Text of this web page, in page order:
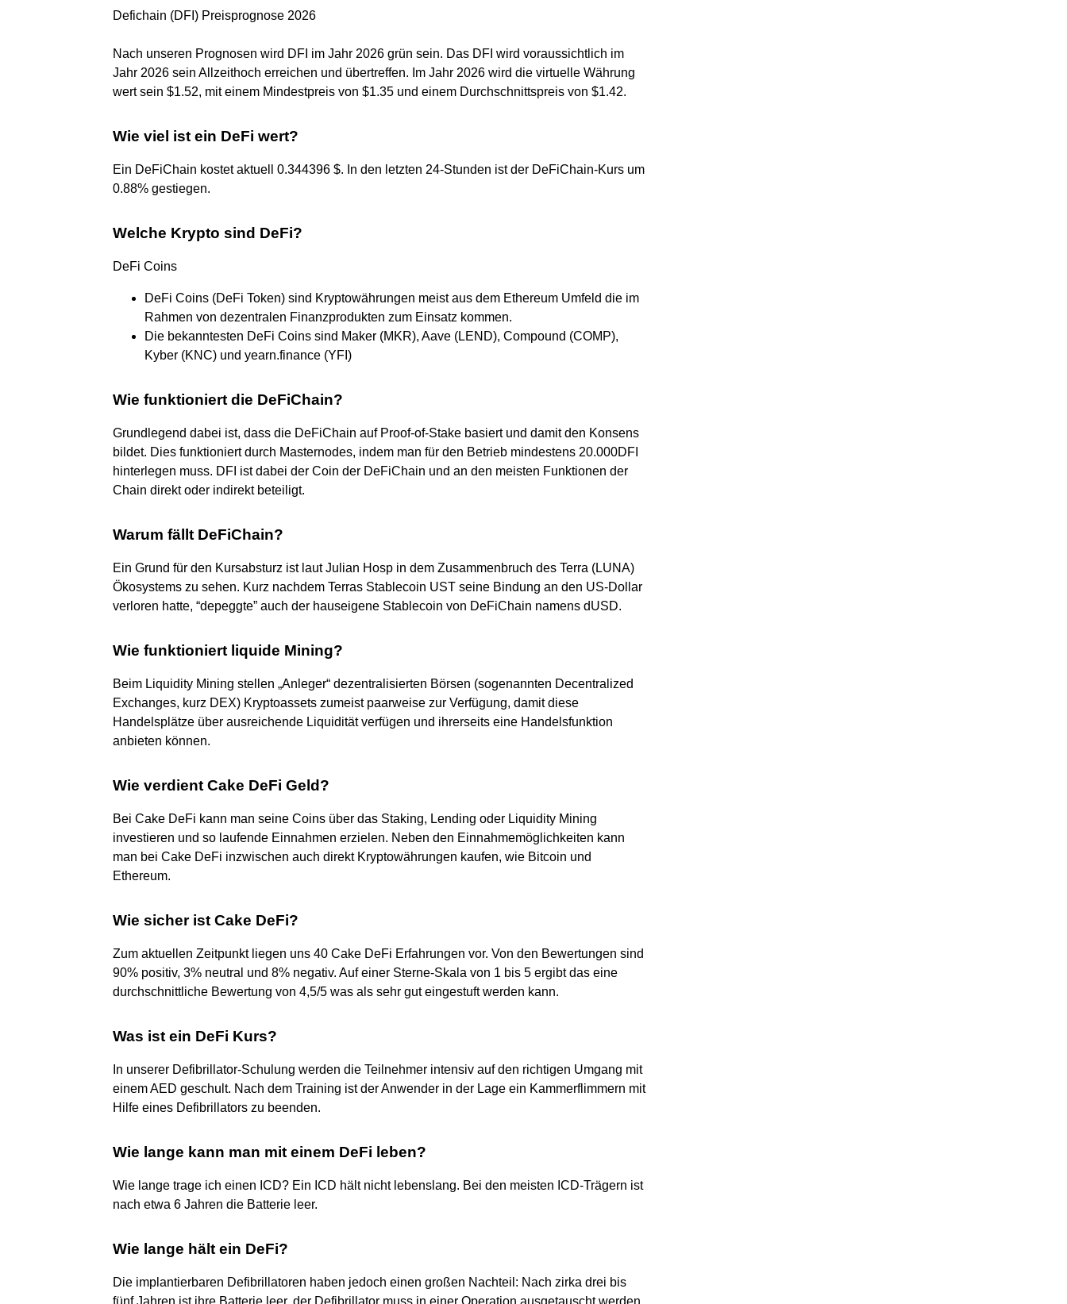
Defichain (DFI) Preisprognose 2026
Nach unseren Prognosen wird DFI im Jahr 2026 grün sein. Das DFI wird voraussichtlich im
Jahr 2026 sein Allzeithoch erreichen und übertreffen. Im Jahr 2026 wird die virtuelle Währung
wert sein $1.52, mit einem Mindestpreis von $1.35 und einem Durchschnittspreis von $1.42.
Wie viel ist ein DeFi wert?
Ein DeFiChain kostet aktuell 0.344396 $. In den letzten 24-Stunden ist der DeFiChain-Kurs um
0.88% gestiegen.
Welche Krypto sind DeFi?
DeFi Coins
DeFi Coins (DeFi Token) sind Kryptowährungen meist aus dem Ethereum Umfeld die im
Rahmen von dezentralen Finanzprodukten zum Einsatz kommen.
Die bekanntesten DeFi Coins sind Maker (MKR), Aave (LEND), Compound (COMP),
Kyber (KNC) und yearn.finance (YFI)
Wie funktioniert die DeFiChain?
Grundlegend dabei ist, dass die DeFiChain auf Proof-of-Stake basiert und damit den Konsens
bildet. Dies funktioniert durch Masternodes, indem man für den Betrieb mindestens 20.000DFI
hinterlegen muss. DFI ist dabei der Coin der DeFiChain und an den meisten Funktionen der
Chain direkt oder indirekt beteiligt.
Warum fällt DeFiChain?
Ein Grund für den Kursabsturz ist laut Julian Hosp in dem Zusammenbruch des Terra (LUNA)
Ökosystems zu sehen. Kurz nachdem Terras Stablecoin UST seine Bindung an den US-Dollar
verloren hatte, “depeggte” auch der hauseigene Stablecoin von DeFiChain namens dUSD.
Wie funktioniert liquide Mining?
Beim Liquidity Mining stellen „Anleger“ dezentralisierten Börsen (sogenannten Decentralized
Exchanges, kurz DEX) Kryptoassets zumeist paarweise zur Verfügung, damit diese
Handelsplätze über ausreichende Liquidität verfügen und ihrerseits eine Handelsfunktion
anbieten können.
Wie verdient Cake DeFi Geld?
Bei Cake DeFi kann man seine Coins über das Staking, Lending oder Liquidity Mining
investieren und so laufende Einnahmen erzielen. Neben den Einnahmemöglichkeiten kann
man bei Cake DeFi inzwischen auch direkt Kryptowährungen kaufen, wie Bitcoin und
Ethereum.
Wie sicher ist Cake DeFi?
Zum aktuellen Zeitpunkt liegen uns 40 Cake DeFi Erfahrungen vor. Von den Bewertungen sind
90% positiv, 3% neutral und 8% negativ. Auf einer Sterne-Skala von 1 bis 5 ergibt das eine
durchschnittliche Bewertung von 4,5/5 was als sehr gut eingestuft werden kann.
Was ist ein DeFi Kurs?
In unserer Defibrillator-Schulung werden die Teilnehmer intensiv auf den richtigen Umgang mit
einem AED geschult. Nach dem Training ist der Anwender in der Lage ein Kammerflimmern mit
Hilfe eines Defibrillators zu beenden.
Wie lange kann man mit einem DeFi leben?
Wie lange trage ich einen ICD? Ein ICD hält nicht lebenslang. Bei den meisten ICD-Trägern ist
nach etwa 6 Jahren die Batterie leer.
Wie lange hält ein DeFi?
Die implantierbaren Defibrillatoren haben jedoch einen großen Nachteil: Nach zirka drei bis
fünf Jahren ist ihre Batterie leer, der Defibrillator muss in einer Operation ausgetauscht werden.